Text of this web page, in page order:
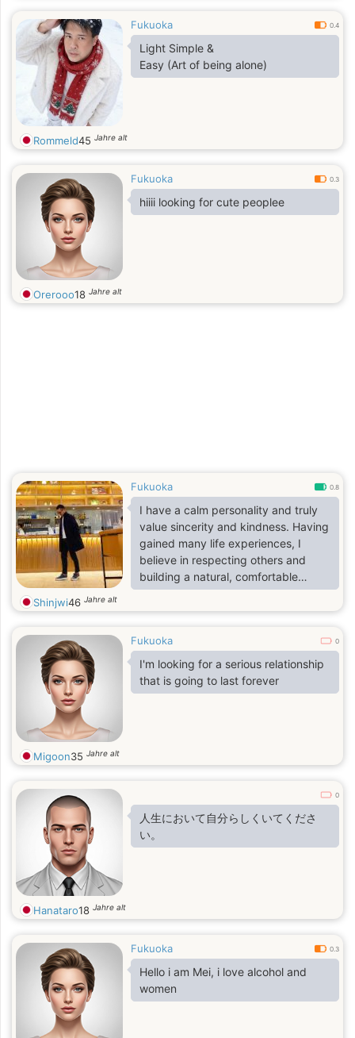
Fukuoka 0.4
Light Simple &
Easy (Art of being alone)
Rommeld45 Jahre alt
Fukuoka 0.3
hiiii looking for cute peoplee
Orerooo18 Jahre alt
Fukuoka 0.8
I have a calm personality and truly
value sincerity and kindness. Having
gained many life experiences, I
believe in respecting others and
building a natural, comfortable
relationship without pressure.
Shinjwi46 Jahre alt
Fukuoka 0
I'm looking for a serious relationship
that is going to last forever
Migoon35 Jahre alt
0
人生において自分らしくいてくださ
い。
Hanataro18 Jahre alt
Fukuoka 0.3
Hello i am Mei, i love alcohol and
women